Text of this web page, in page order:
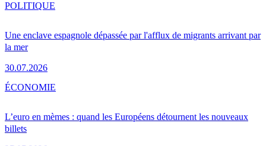
Une enclave espagnole dépassée par l'afflux de migrants arrivant par
la mer
30.07.2026
POLITIQUE
L’euro en mèmes : quand les Européens détournent les nouveaux
billets
ÉCONOMIE